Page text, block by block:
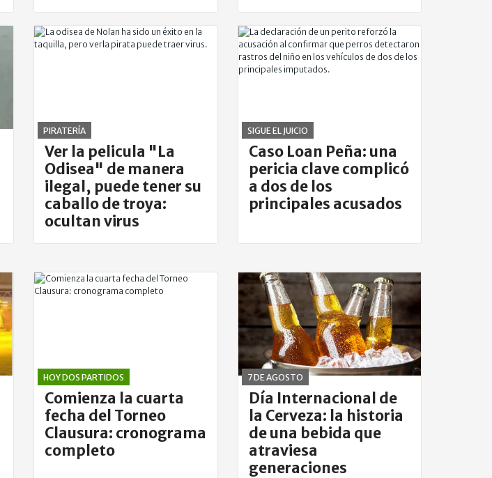
PIRATERÍA
Ver la pelicula "La
Odisea" de manera
ilegal, puede tener su
caballo de troya:
ocultan virus
SIGUE EL JUICIO
Caso Loan Peña: una
pericia clave complicó
a dos de los
principales acusados
HOY DOS PARTIDOS
Comienza la cuarta
fecha del Torneo
Clausura: cronograma
completo
7 DE AGOSTO
Día Internacional de
la Cerveza: la historia
de una bebida que
atraviesa
generaciones